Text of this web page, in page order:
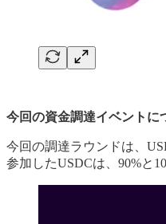
今回の資金調達イベントに
今回の調達ラウンドは、
参加したUSDCは、90%と